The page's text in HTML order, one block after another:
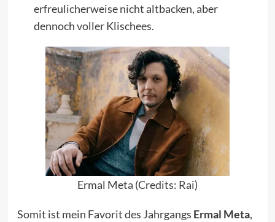
erfreulicherweise nicht altbacken, aber
dennoch voller Klischees.
Ermal Meta (Credits: Rai)
Somit ist mein Favorit des Jahrgangs Ermal Meta,